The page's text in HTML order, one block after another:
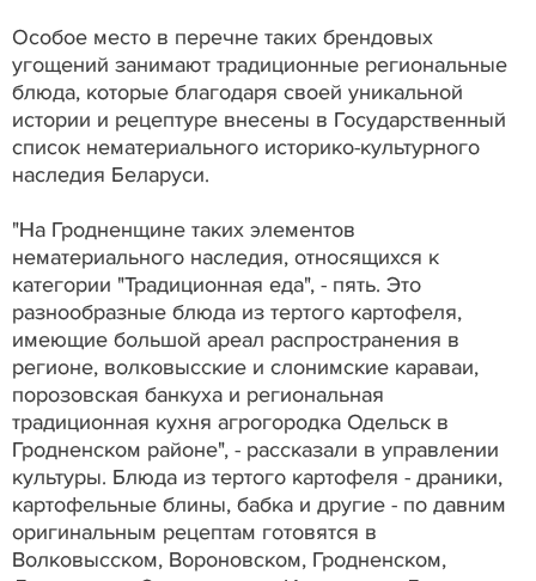
Особое место в перечне таких брендовых
угощений занимают традиционные региональные
блюда, которые благодаря своей уникальной
истории и рецептуре внесены в Государственный
список нематериального историко-культурного
наследия Беларуси.
"На Гродненщине таких элементов
нематериального наследия, относящихся к
категории "Традиционная еда", - пять. Это
разнообразные блюда из тертого картофеля,
имеющие большой ареал распространения в
регионе, волковысские и слонимские караваи,
порозовская банкуха и региональная
традиционная кухня агрогородка Одельск в
Гродненском районе", - рассказали в управлении
культуры. Блюда из тертого картофеля - драники,
картофельные блины, бабка и другие - по давним
оригинальным рецептам готовятся в
Волковысском, Вороновском, Гродненском,